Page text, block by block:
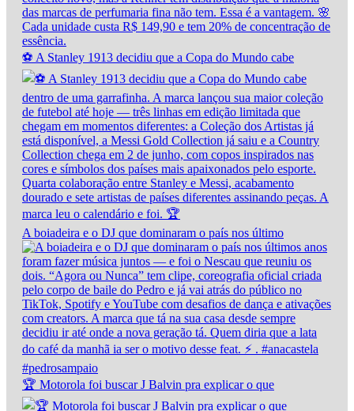
⚽ A Stanley 1913 decidiu que a Copa do Mundo cabe
A boiadeira e o DJ que dominaram o país nos último
🏆 Motorola foi buscar J Balvin pra explicar o que